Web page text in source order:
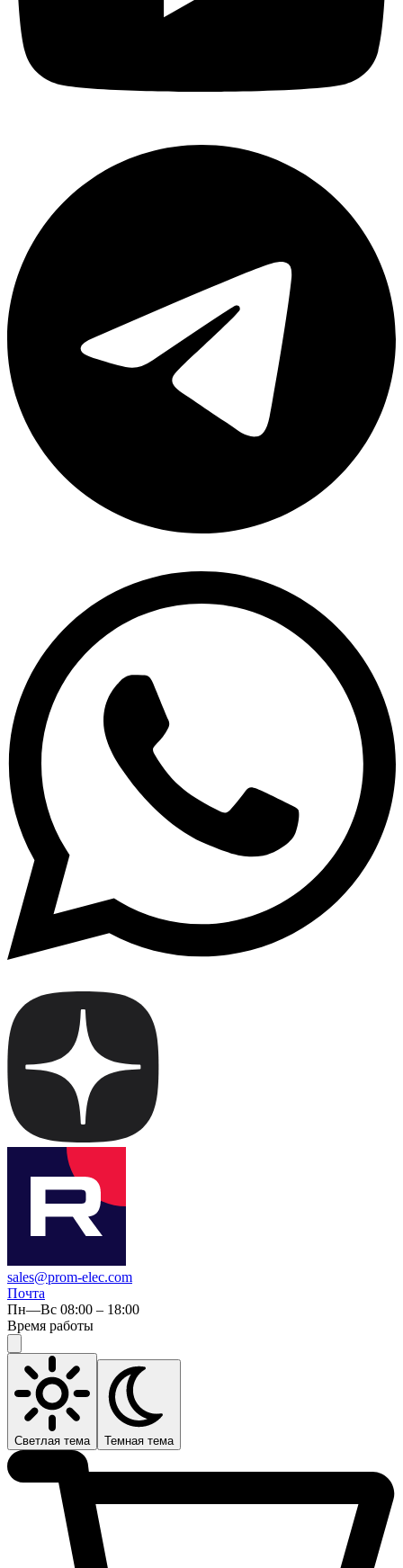
sales@prom-elec.com
Почта
Пн—Вс 08:00 – 18:00
Время работы
Светлая тема Темная тема